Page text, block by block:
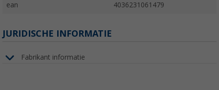
ean 4036231061479
JURIDISCHE INFORMATIE
Fabrikant informatie